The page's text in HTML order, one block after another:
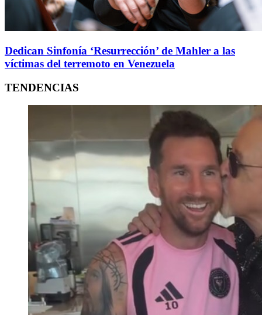
Dedican Sinfonía ‘Resurrección’ de Mahler a las
víctimas del terremoto en Venezuela
TENDENCIAS